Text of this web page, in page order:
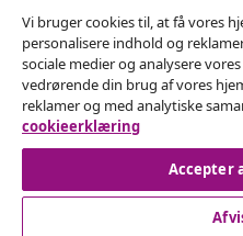
vidaXL
Opdag mere
Vi bruger cookies til, at få vores
personalisere indhold og
sociale medier og analysere
vedrørende din brug af vores
reklamer og med analytiske
cookieerklæring
Accepter